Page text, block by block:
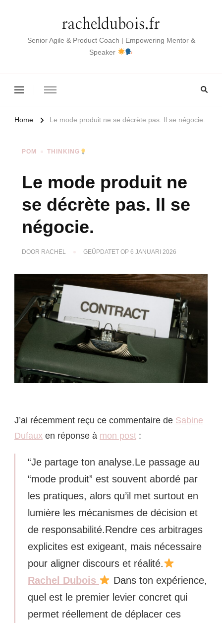
racheldubois.fr
Senior Agile & Product Coach | Empowering Mentor &
Speaker
Home Le mode produit ne se décrète pas. Il se négocie.
POM THINKING
Le mode produit ne
se décrète pas. Il se
négocie.
DOOR RACHEL GEÜPDATET OP 6 JANUARI 2026
J’ai récemment reçu ce commentaire de Sabine
Dufaux en réponse à mon post :
“Je partage ton analyse.Le passage au
“mode produit” est souvent abordé par
les pratiques, alors qu’il met surtout en
lumière les mécanismes de décision et
de responsabilité.Rendre ces arbitrages
explicites est exigeant, mais nécessaire
pour aligner discours et réalité.
Rachel Dubois
Dans ton expérience,
quel est le premier levier concret qui
permet réellement de déplacer ces